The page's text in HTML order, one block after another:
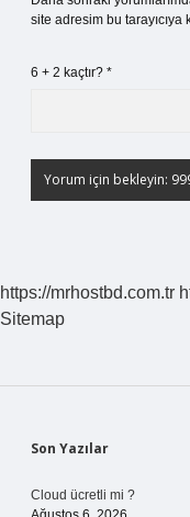
site adresim bu tarayıcıya
6 + 2 kaçtır? *
https://mrhostbd.com.tr
Sitemap
Sidebar
Son Yazılar
Cloud ücretli mi ?